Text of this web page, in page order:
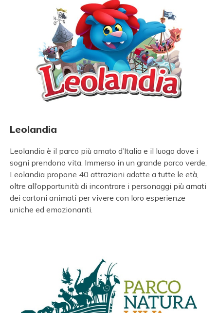
Leolandia
Leolandia è il parco più amato d’Italia e il luogo dove i
sogni prendono vita. Immerso in un grande parco verde,
Leolandia propone 40 attrazioni adatte a tutte le età,
oltre all’opportunità di incontrare i personaggi più amati
dei cartoni animati per vivere con loro esperienze
uniche ed emozionanti.